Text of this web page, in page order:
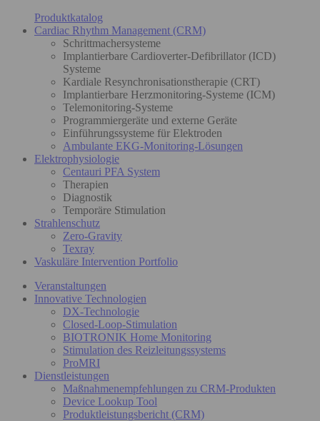
Produktkatalog
Cardiac Rhythm Management (CRM)
Schrittmachersysteme
Implantierbare Cardioverter-Defibrillator (ICD)
Systeme
Kardiale Resynchronisationstherapie (CRT)
Implantierbare Herzmonitoring-Systeme (ICM)
Telemonitoring-Systeme
Programmiergeräte und externe Geräte
Einführungssysteme für Elektroden
Ambulante EKG-Monitoring-Lösungen
Elektrophysiologie
Centauri PFA System
Therapien
Diagnostik
Temporäre Stimulation
Strahlenschutz
Zero-Gravity
Texray
Vaskuläre Intervention Portfolio
Veranstaltungen
Innovative Technologien
DX-Technologie
Closed-Loop-Stimulation
BIOTRONIK Home Monitoring
Stimulation des Reizleitungssystems
ProMRI
Dienstleistungen
Maßnahmenempfehlungen zu CRM-Produkten
Device Lookup Tool
Produktleistungsbericht (CRM)